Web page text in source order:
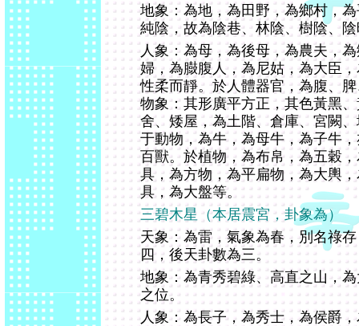
地象：為地，為田野，為鄉村，
純陰，故為陰巷、林陰、樹陰、
人象：為母，為後母，為農夫，
婦，為臌腹人，為尼姑，為大臣
性柔而靜。於人體器官，為腹、
物象：其形廣平方正，其色黃黑
舍、矮屋，為土階、倉庫、宮闕
于動物，為牛，為母牛，為子牛
百獸。於植物，為布帛，為五穀
具，為方物，為平扁物，為大輿
具，為大盤等。
三碧木星（本居震宮，卦象為）
天象：為雷，氣象為春，別名祿
四，後天卦數為三。
地象：為青秀碧綠、高直之山，
之位。
人象：為長子，為秀士，為侯爵